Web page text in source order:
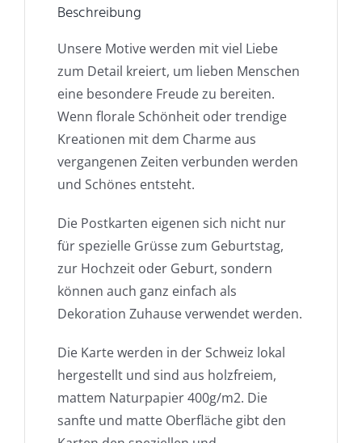
Beschreibung
Unsere Motive werden mit viel Liebe
zum Detail kreiert, um lieben Menschen
eine besondere Freude zu bereiten.
Wenn florale Schönheit oder trendige
Kreationen mit dem Charme aus
vergangenen Zeiten verbunden werden
und Schönes entsteht.
Die Postkarten eigenen sich nicht nur
für spezielle Grüsse zum Geburtstag,
zur Hochzeit oder Geburt, sondern
können auch ganz einfach als
Dekoration Zuhause verwendet werden.
Die Karte werden in der Schweiz lokal
hergestellt und sind aus holzfreiem,
mattem Naturpapier 400g/m2. Die
sanfte und matte Oberfläche gibt den